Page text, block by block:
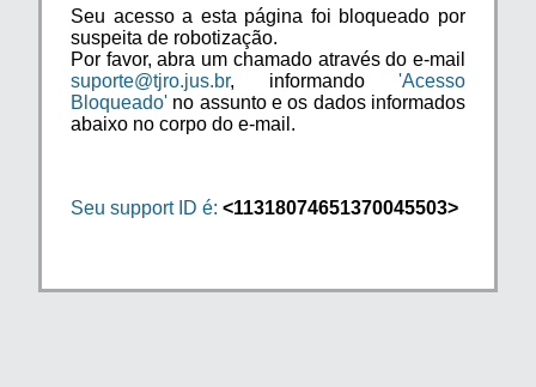
Seu acesso a esta página foi bloqueado por
suspeita de robotização.
Por favor, abra um chamado através do e-mail
suporte@tjro.jus.br, informando 'Acesso
Bloqueado' no assunto e os dados informados
abaixo no corpo do e-mail.
Seu support ID é: <11318074651370045503>